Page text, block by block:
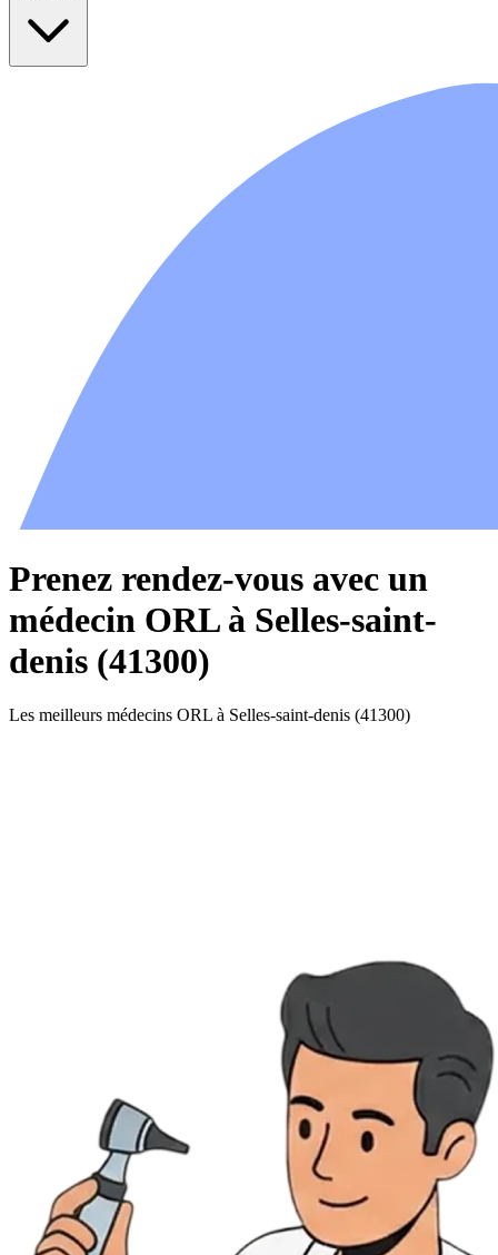
Prenez rendez-vous avec un
médecin ORL à Selles-saint-
denis (41300)
Les meilleurs médecins ORL à Selles-saint-denis (41300)